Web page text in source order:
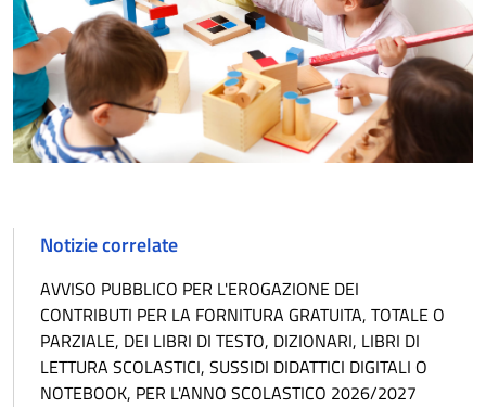
Notizie correlate
AVVISO PUBBLICO PER L'EROGAZIONE DEI
CONTRIBUTI PER LA FORNITURA GRATUITA, TOTALE O
PARZIALE, DEI LIBRI DI TESTO, DIZIONARI, LIBRI DI
LETTURA SCOLASTICI, SUSSIDI DIDATTICI DIGITALI O
NOTEBOOK, PER L'ANNO SCOLASTICO 2026/2027